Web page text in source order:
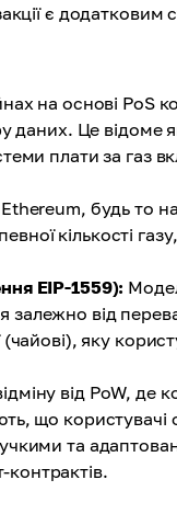
є
на основі PoS
даних. Це відоме
плати за газ
будь то
кількості
EIP-1559):
залежно від
(чайові), яку
від PoW, де
що
та